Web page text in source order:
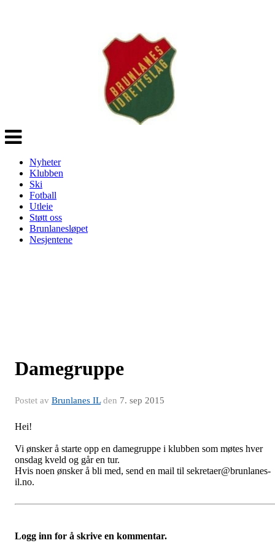
Veksle
navigasjon
Nyheter
Klubben
Ski
Fotball
Utleie
Støtt oss
Brunlanesløpet
Nesjentene
Damegruppe
Postet av Brunlanes ILden 7. sep 2015
Hei!
Vi ønsker å starte opp en damegruppe i klubben som møtes hver
onsdag kveld og går en tur.
Hvis noen ønsker å bli med, send en mail til sekretaer@brunlanes-
il.no.
Logg inn for å skrive en kommentar.